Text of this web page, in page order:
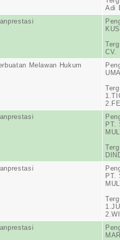
Adi
CV.
Melawan Hukum
PT.
PT.